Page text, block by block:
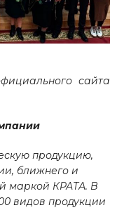
сайта
продукцию,
ближнего и
маркой КРАТА. В
видов продукции